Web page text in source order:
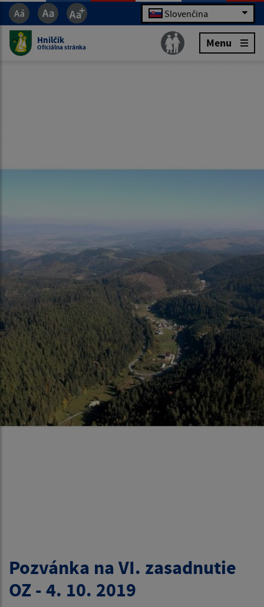
Slovenčina
Hnilčík
Oficiálna stránka Menu
Pozvánka na VI. zasadnutie
OZ - 4. 10. 2019